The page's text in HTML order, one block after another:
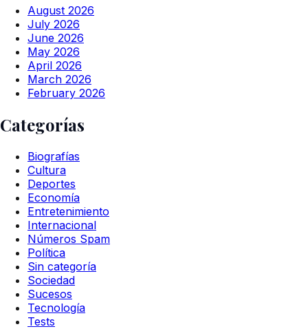
August 2026
July 2026
June 2026
May 2026
April 2026
March 2026
February 2026
Categorías
Biografías
Cultura
Deportes
Economía
Entretenimiento
Internacional
Números Spam
Política
Sin categoría
Sociedad
Sucesos
Tecnología
Tests